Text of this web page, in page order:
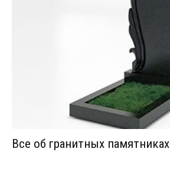
Все об гранитных памятниках